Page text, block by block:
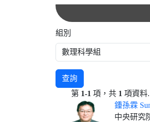
組別
查詢
第 1-1 項，共 1 項資料.
鍾孫霖
中央研究